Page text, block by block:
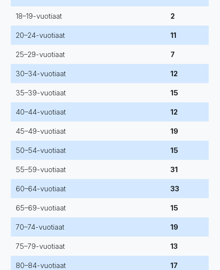
18–19-vuotiaat 2
20–24-vuotiaat 11
25–29-vuotiaat 7
30–34-vuotiaat 12
35–39-vuotiaat 15
40–44-vuotiaat 12
45–49-vuotiaat 19
50–54-vuotiaat 15
55–59-vuotiaat 31
60–64-vuotiaat 33
65–69-vuotiaat 15
70–74-vuotiaat 19
75–79-vuotiaat 13
80–84-vuotiaat 17